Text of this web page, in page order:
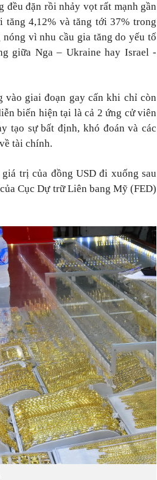
đều đặn rồi nhảy vọt rất mạnh gần
tăng 4,12% và tăng tới 37% trong
vì nhu cầu gia tăng do yếu tố
giữa Nga – Ukraine hay Israel -
giai đoạn gay cấn khi chỉ còn
biến hiện tại là cả 2 ứng cử viên
tạo sự bất định, khó đoán và các
tài chính.
trị của đồng USD đi xuống sau
Cục Dự trữ Liên bang Mỹ (FED)